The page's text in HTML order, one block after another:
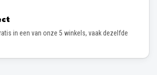
in een van onze 5 winkels, vaak dezelfde